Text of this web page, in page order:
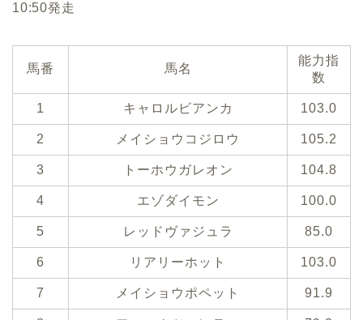
10:50発走
馬番 馬名
能力指
数
1 キャロルビアンカ 103.0
2 メイショウコジロウ 105.2
3 トーホウガレオン 104.8
4 エゾダイモン 100.0
5 レッドヴァジュラ 85.0
6 リアリーホット 103.0
7 メイショウポペット 91.9